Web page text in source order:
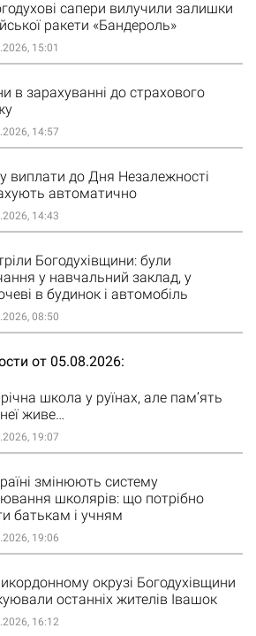
сапери вилучили залишки
ракети «Бандероль»
15:01
в зарахуванні до страхового
14:57
виплати до Дня Незалежності
автоматично
14:43
Богодухівщини: були
у навчальний заклад, у
в будинок і автомобіль
08:50
от 05.08.2026
школа у руїнах, але пам’ять
живе…
19:07
змінюють систему
школярів: що потрібно
батькам і учням
19:06
окрузі Богодухівщини
останніх жителів Івашок
16:12